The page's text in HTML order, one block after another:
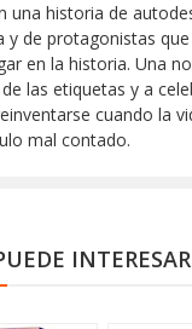
una historia de
y de protagonistas
en la historia. Una
las etiquetas y a
cuando la
mal contado.
INTERESAR